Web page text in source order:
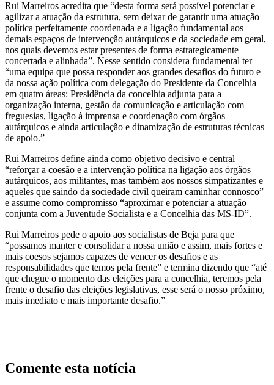
Rui Marreiros acredita que “desta forma será possível potenciar e
agilizar a atuação da estrutura, sem deixar de garantir uma atuação
política perfeitamente coordenada e a ligação fundamental aos
demais espaços de intervenção autárquicos e da sociedade em geral,
nos quais devemos estar presentes de forma estrategicamente
concertada e alinhada”. Nesse sentido considera fundamental ter
“uma equipa que possa responder aos grandes desafios do futuro e
da nossa ação política com delegação do Presidente da Concelhia
em quatro áreas: Presidência da concelhia adjunta para a
organização interna, gestão da comunicação e articulação com
freguesias, ligação à imprensa e coordenação com órgãos
autárquicos e ainda articulação e dinamização de estruturas técnicas
de apoio.”
Rui Marreiros define ainda como objetivo decisivo e central
“reforçar a coesão e a intervenção política na ligação aos órgãos
autárquicos, aos militantes, mas também aos nossos simpatizantes e
aqueles que saindo da sociedade civil queiram caminhar connosco”
e assume como compromisso “aproximar e potenciar a atuação
conjunta com a Juventude Socialista e a Concelhia das MS-ID”.
Rui Marreiros pede o apoio aos socialistas de Beja para que
“possamos manter e consolidar a nossa união e assim, mais fortes e
mais coesos sejamos capazes de vencer os desafios e as
responsabilidades que temos pela frente” e termina dizendo que “até
que chegue o momento das eleições para a concelhia, teremos pela
frente o desafio das eleições legislativas, esse será o nosso próximo,
mais imediato e mais importante desafio.”
Comente esta notícia